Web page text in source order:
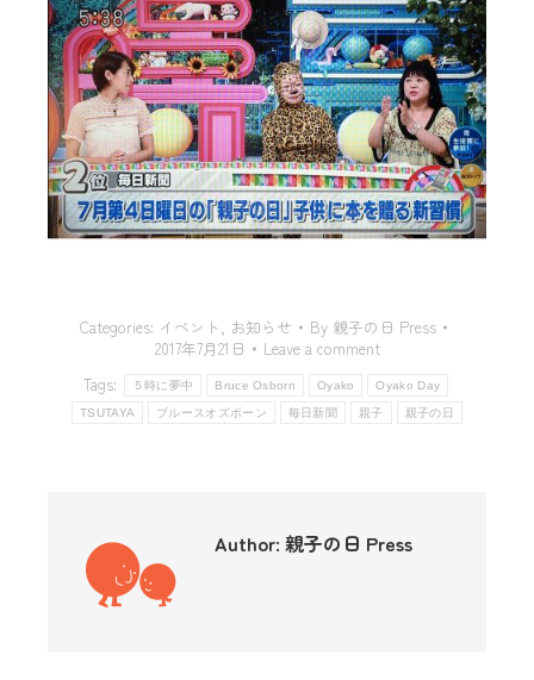
Categories: イベント お知らせ By 親子の日 Press
2017年7月21日
Leave a comment
Tags:
５時に夢中 Bruce Osborn Oyako Oyako Day
TSUTAYA ブルースオズボーン 毎日新聞 親子 親子の日
Author: 親子の日 Press